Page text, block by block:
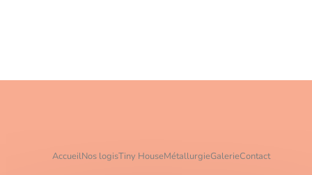
AccueilNos logisTiny HouseMétallurgieGalerieContact